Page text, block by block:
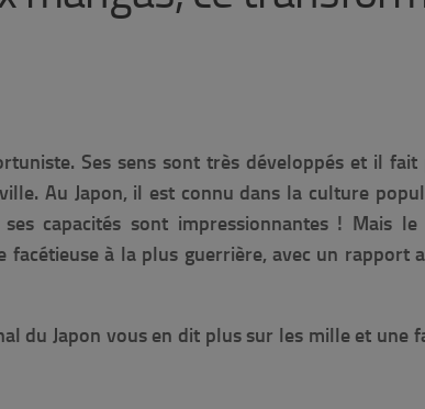
Ses sens sont très développés et il fait
Au Japon, il est connu dans la culture
capacités sont impressionnantes ! Mais
à la plus guerrière, avec un rapport
du Japon vous en dit plus sur les mille et une